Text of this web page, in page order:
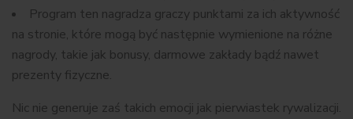
Program ten nagradza graczy punktami za ich aktywność
na stronie, które mogą być następnie wymienione na różne
nagrody, takie jak bonusy, darmowe zakłady bądź nawet
prezenty fizyczne.
Nic nie generuje zaś takich emocji jak pierwiastek rywalizacji.